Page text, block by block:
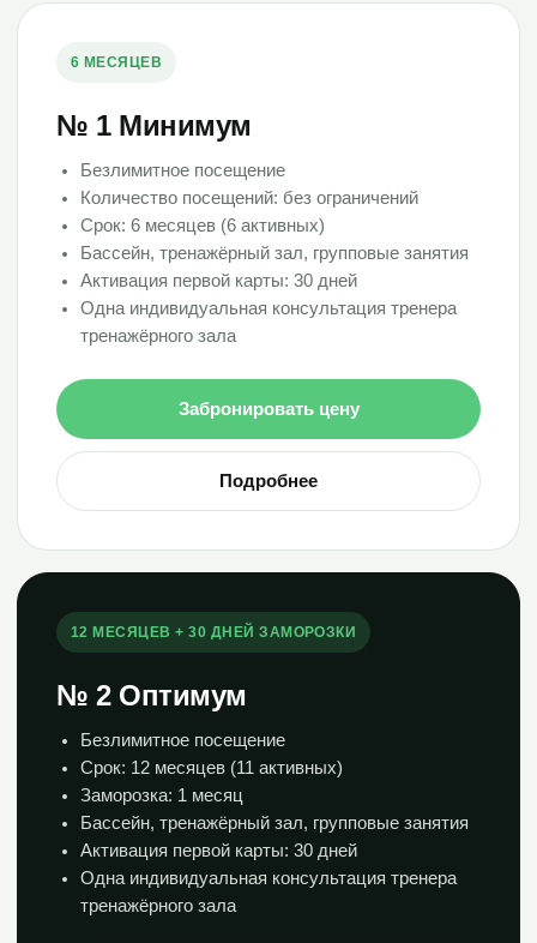
6 МЕСЯЦЕВ
№ 1 Минимум
Безлимитное посещение
Количество посещений: без ограничений
Срок: 6 месяцев (6 активных)
Бассейн, тренажёрный зал, групповые занятия
Активация первой карты: 30 дней
Одна индивидуальная консультация тренера
тренажёрного зала
Забронировать цену
Подробнее
12 МЕСЯЦЕВ + 30 ДНЕЙ ЗАМОРОЗКИ
№ 2 Оптимум
Безлимитное посещение
Срок: 12 месяцев (11 активных)
Заморозка: 1 месяц
Бассейн, тренажёрный зал, групповые занятия
Активация первой карты: 30 дней
Одна индивидуальная консультация тренера
тренажёрного зала